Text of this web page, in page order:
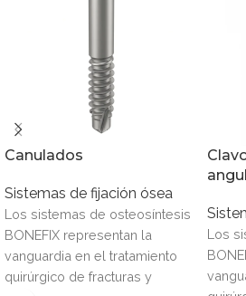
Canulados
Sistemas de fijación ósea
Los sistemas de osteosíntesis
BONEFIX representan la
vanguardia en el tratamiento
quirúrgico de fracturas y
Los